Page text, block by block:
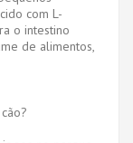
com L-
o intestino
de alimentos,